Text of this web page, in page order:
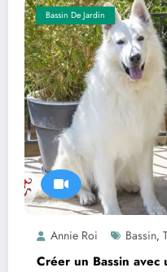
Bassin De Jardin
Annie Roi Bassin,
Créer un Bassin avec